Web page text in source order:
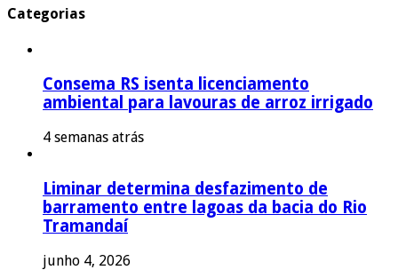
Categorias
Consema RS isenta licenciamento
ambiental para lavouras de arroz irrigado
4 semanas atrás
Liminar determina desfazimento de
barramento entre lagoas da bacia do Rio
Tramandaí
junho 4, 2026